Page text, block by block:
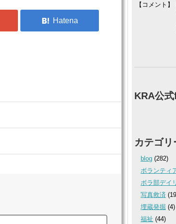
【コメント】
KRA公
カテゴリ
blog (282)
ボランティ
ボラ部デイ
写真救済
埋蔵発掘 (4)
福祉 (44)